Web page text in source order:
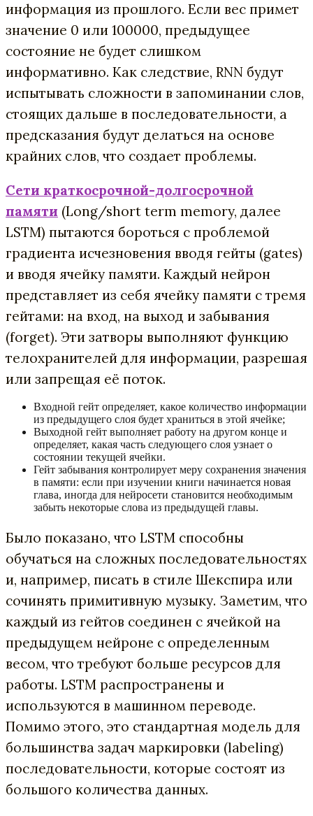
информация из прошлого. Если вес примет
значение 0 или 100000, предыдущее
состояние не будет слишком
информативно. Как следствие, RNN будут
испытывать сложности в запоминании слов,
стоящих дальше в последовательности, а
предсказания будут делаться на основе
крайних слов, что создает проблемы.
Сети краткосрочной-долгосрочной
памяти (Long/short term memory, далее
LSTM) пытаются бороться с проблемой
градиента исчезновения вводя гейты (gates)
и вводя ячейку памяти. Каждый нейрон
представляет из себя ячейку памяти с тремя
гейтами: на вход, на выход и забывания
(forget). Эти затворы выполняют функцию
телохранителей для информации, разрешая
или запрещая её поток.
Входной гейт определяет, какое количество информации
из предыдущего слоя будет храниться в этой ячейке;
Выходной гейт выполняет работу на другом конце и
определяет, какая часть следующего слоя узнает о
состоянии текущей ячейки.
Гейт забывания контролирует меру сохранения значения
в памяти: если при изучении книги начинается новая
глава, иногда для нейросети становится необходимым
забыть некоторые слова из предыдущей главы.
Было показано, что LSTM способны
обучаться на сложных последовательностях
и, например, писать в стиле Шекспира или
сочинять примитивную музыку. Заметим, что
каждый из гейтов соединен с ячейкой на
предыдущем нейроне с определенным
весом, что требуют больше ресурсов для
работы. LSTM распространены и
используются в машинном переводе.
Помимо этого, это стандартная модель для
большинства задач маркировки (labeling)
последовательности, которые состоят из
большого количества данных.